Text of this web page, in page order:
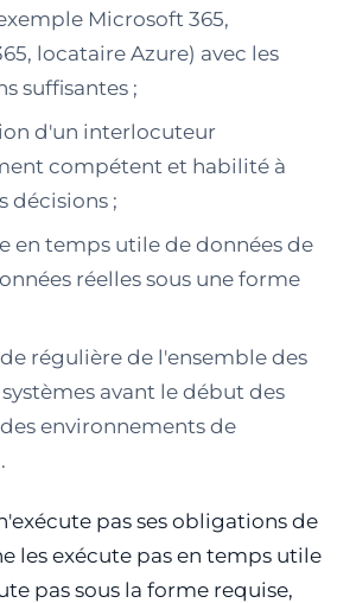
Microsoft 365,
locataire Azure) avec les
suffisantes ;
d'un interlocuteur
compétent et habilité à
décisions ;
en temps utile de données de
réelles sous une forme
régulière de l'ensemble des
avant le début des
environnements de
pas ses obligations de
les exécute pas en temps utile
pas sous la forme requise,